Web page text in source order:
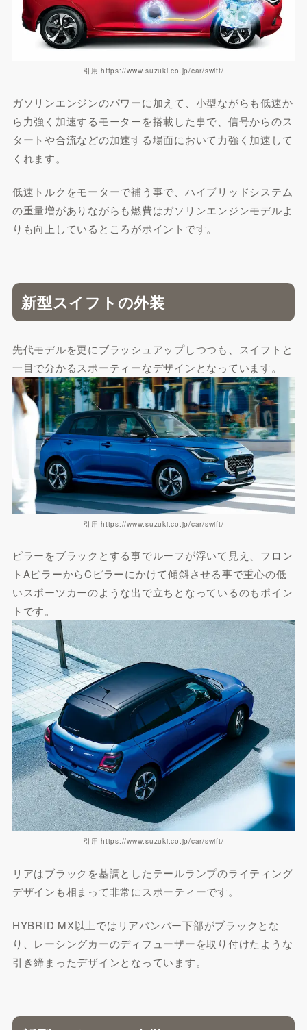
引用 https://www.suzuki.co.jp/car/swift/
ガソリンエンジンのパワーに加えて、小型ながらも低速か
ら力強く加速するモーターを搭載した事で、信号からのス
タートや合流などの加速する場面において力強く加速して
くれます。
低速トルクをモーターで補う事で、ハイブリッドシステム
の重量増がありながらも燃費はガソリンエンジンモデルよ
りも向上しているところがポイントです。
新型スイフトの外装
先代モデルを更にブラッシュアップしつつも、スイフトと
一目で分かるスポーティーなデザインとなっています。
引用 https://www.suzuki.co.jp/car/swift/
ピラーをブラックとする事でルーフが浮いて見え、フロン
トAピラーからCピラーにかけて傾斜させる事で重心の低
いスポーツカーのような出で立ちとなっているのもポイン
トです。
引用 https://www.suzuki.co.jp/car/swift/
リアはブラックを基調としたテールランプのライティング
デザインも相まって非常にスポーティーです。
HYBRID MX以上ではリアバンパー下部がブラックとな
り、レーシングカーのディフューザーを取り付けたような
引き締まったデザインとなっています。